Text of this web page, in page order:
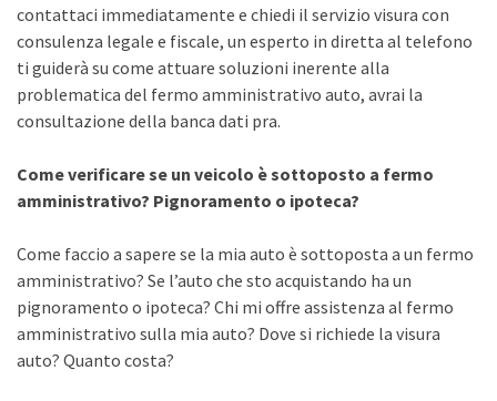
contattaci immediatamente e chiedi il servizio visura con
consulenza legale e fiscale, un esperto in diretta al telefono
ti guiderà su come attuare soluzioni inerente alla
problematica del fermo amministrativo auto, avrai la
consultazione della banca dati pra.
Come verificare se un veicolo è sottoposto a fermo
amministrativo? Pignoramento o ipoteca?
Come faccio a sapere se la mia auto è sottoposta a un fermo
amministrativo? Se l’auto che sto acquistando ha un
pignoramento o ipoteca? Chi mi offre assistenza al fermo
amministrativo sulla mia auto? Dove si richiede la visura
auto? Quanto costa?